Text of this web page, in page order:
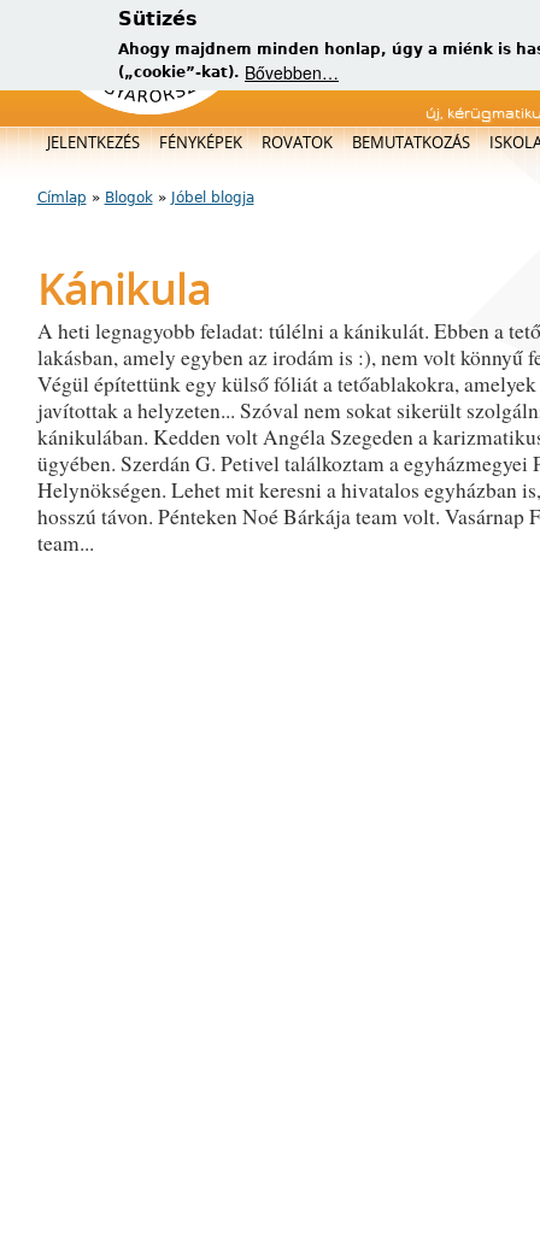
Sütizés
Ahogy majdnem minden honlap, úgy a miénk is
(„cookie”-kat). Bővebben…
új,
Főmenü
JELENTKEZÉS FÉNYKÉPEK ROVATOK BEMUTATKOZÁS
Jelenlegi hely
Címlap » Blogok» Jóbel blogja
Kánikula
A heti legnagyobb feladat: túlélni a kánikulát. Ebben a
lakásban, amely egyben az irodám is :), nem volt könnyű
Végül építettünk egy külső fóliát a tetőablakokra,
javítottak a helyzeten... Szóval nem sokat sikerült
kánikulában. Kedden volt Angéla Szegeden a
ügyében. Szerdán G. Petivel találkoztam a egyházmegyei
Helynökségen. Lehet mit keresni a hivatalos egyházban
hosszú távon. Pénteken Noé Bárkája team volt. Vasárnap
team...